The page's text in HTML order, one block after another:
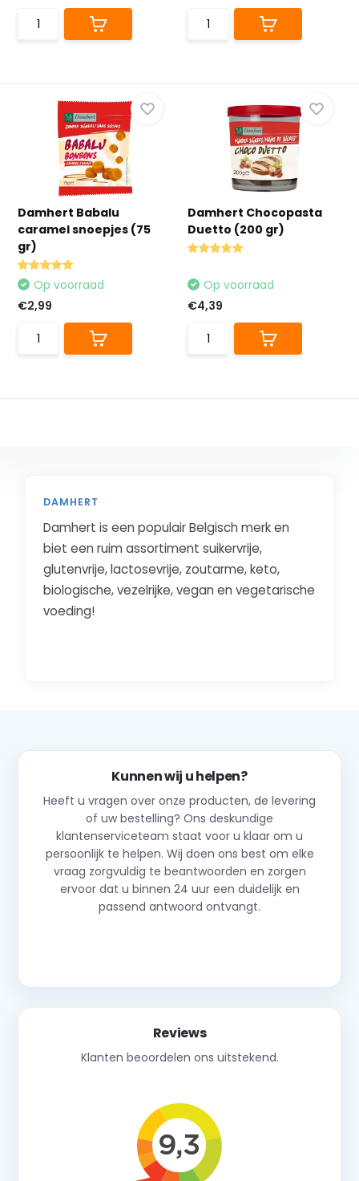
Damhert Babalu
caramel snoepjes (75
gr)
Op voorraad
€2,99
Damhert Chocopasta
Duetto (200 gr)
Op voorraad
€4,39
DAMHERT
Damhert is een populair Belgisch merk en
biet een ruim assortiment suikervrije,
glutenvrije, lactosevrije, zoutarme, keto,
biologische, vezelrijke, vegan en vegetarische
voeding!
Kunnen wij u helpen?
Heeft u vragen over onze producten, de levering
of uw bestelling? Ons deskundige
klantenserviceteam staat voor u klaar om u
persoonlijk te helpen. Wij doen ons best om elke
vraag zorgvuldig te beantwoorden en zorgen
ervoor dat u binnen 24 uur een duidelijk en
passend antwoord ontvangt.
Reviews
Klanten beoordelen ons uitstekend.